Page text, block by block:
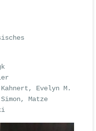
Evelyn M.
Matze